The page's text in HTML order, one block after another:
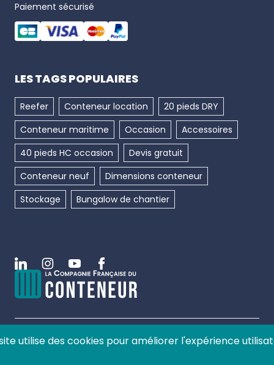
Paiement sécurisé
LES TAGS POPULAIRES
Reefer Conteneur location
20 pieds DRY
Conteneur maritime
Occasion
Accessoires
40 pieds HC occasion
Devis gratuit
Conteneur neuf
Dimensions conteneur
Stockage
Bungalow de chantier
LinkedinInstagramYoutubeFacebook
©2026La compagnie française du conteneur, tous
utilise des cookies pour améliorer l'expérience